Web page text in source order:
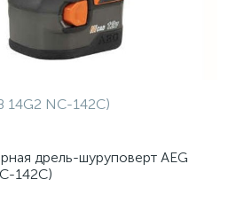
14G2 NC-142C)
дрель-шуруповерт AEG
142C)